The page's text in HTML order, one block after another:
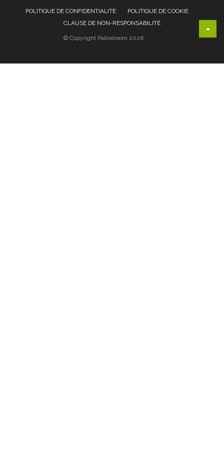
POLITIQUE DE CONFIDENTIALITÉ
POLITIQUE DE COOKIE
CLAUSE DE NON-RESPONSABILITÉ
© Copyright Palindroom 2026